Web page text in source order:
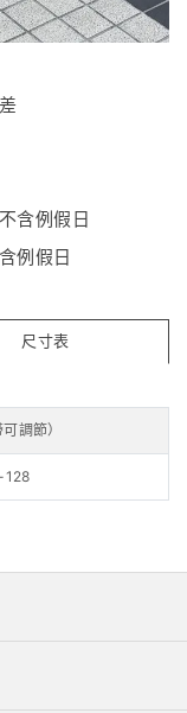
含例假日
例假日
尺寸表
調節）
128